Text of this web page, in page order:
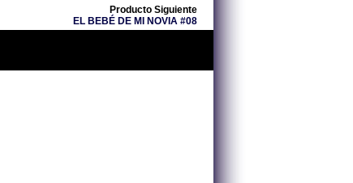
Producto Siguiente
EL BEBÉ DE MI NOVIA #08